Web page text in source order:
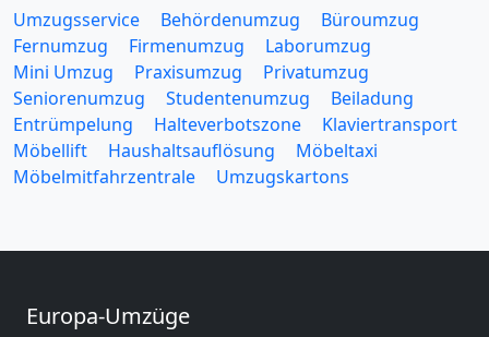
Umzugsservice Behördenumzug
Büroumzug
Fernumzug
Firmenumzug
Laborumzug
Mini Umzug
Praxisumzug
Privatumzug
Seniorenumzug
Studentenumzug
Beiladung
Entrümpelung
Halteverbotszone
Klaviertransport
Möbellift
Haushaltsauflösung
Möbeltaxi
Möbelmitfahrzentrale
Umzugskartons
Europa-Umzüge